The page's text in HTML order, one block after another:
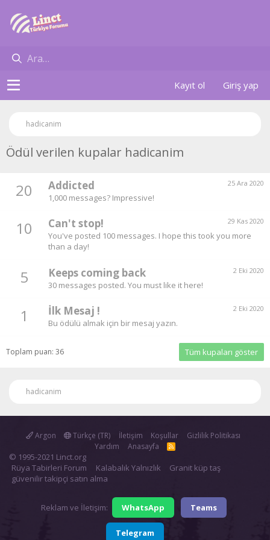
Kayıt ol Giriş yap
hadicanim
Ödül verilen kupalar hadicanim
20 25 Ara 2020
Addicted
1,000 messages? Impressive!
10 29 Kas 2020
Can't stop!
You've posted 100 messages. I hope this took you more
than a day!
5 2 Eki 2020
Keeps coming back
30 messages posted. You must like it here!
1 2 Eki 2020
İlk Mesaj !
Bu ödülü almak için bir mesaj yazın.
Toplam puan: 36 Tüm kupaları göster
hadicanim
Argon Türkçe (TR) İletişim Koşullar
Gizlilik Politikası
Yardım
Anasayfa
R
S
© 1995-2021 Linct.org
Rüya Tabirleri Forum
Kalabalık Yalnızlık
Granit küp taş
güvenilir takipçi satın alma
Reklam ve İletişim: WhatsApp Teams
Telegram